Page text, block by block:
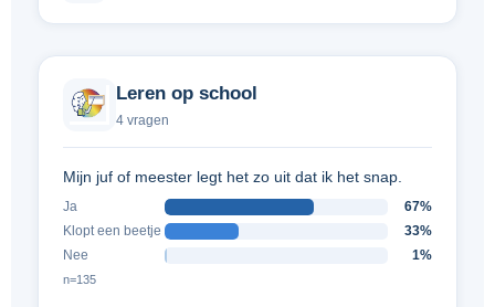
Leren op school
4 vragen
Mijn juf of meester legt het zo uit dat ik het snap.
Ja
67%
Klopt een beetje
33%
Nee
1%
n=135